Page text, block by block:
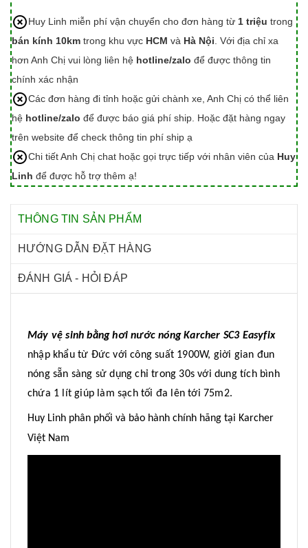
Huy Linh miễn phí vận chuyển cho đơn hàng từ 1 triệu trong
bán kính 10km trong khu vực HCM và Hà Nội . Với địa chỉ xa
hơn Anh Chị vui lòng liên hệ hotline/zalo để được thông tin
chính xác nhận
Các đơn hàng đi tỉnh hoặc gửi chành xe, Anh Chị có thể liên
hệ hotline/zalo để được báo giá phí ship. Hoặc đặt hàng ngay
trên website để check thông tin phí ship ạ
Chi tiết Anh Chị chat hoặc gọi trực tiếp với nhân viên của Huy
Linh để được hỗ trợ thêm ạ!
THÔNG TIN SẢN PHẨM
HƯỚNG DẪN ĐẶT HÀNG
ĐÁNH GIÁ - HỎI ĐÁP
Máy vệ sinh bằng hơi nước nóng Karcher SC3 Easyfix
nhập khẩu từ Đức với công suất 1900W, giời gian đun
nóng sẵn sàng sử dụng chỉ trong 30s với dung tích bình
chứa 1 lít giúp làm sạch tối đa lên tới 75m2.
Huy Linh phân phối và bảo hành chính hãng tại Karcher
Việt Nam